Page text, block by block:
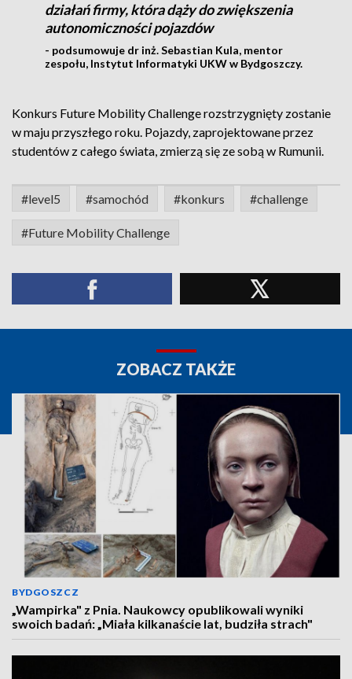
działań firmy, która dąży do zwiększenia
autonomiczności pojazdów
- podsumowuje dr inż. Sebastian Kula, mentor
zespołu, Instytut Informatyki UKW w Bydgoszczy.
Konkurs Future Mobility Challenge rozstrzygnięty zostanie
w maju przyszłego roku. Pojazdy, zaprojektowane przez
studentów z całego świata, zmierzą się ze sobą w Rumunii.
#level5 #samochód #konkurs #challenge
#Future Mobility Challenge
ZOBACZ TAKŻE
BYDGOSZCZ
„Wampirka" z Pnia. Naukowcy opublikowali wyniki
swoich badań: „Miała kilkanaście lat, budziła strach"